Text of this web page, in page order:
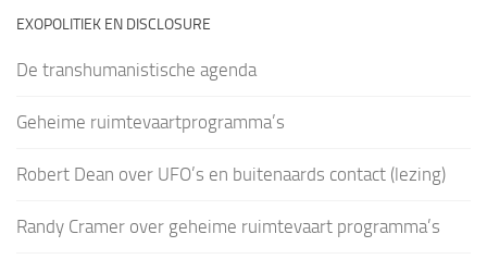
EXOPOLITIEK EN DISCLOSURE
De transhumanistische agenda
Geheime ruimtevaartprogramma’s
Robert Dean over UFO’s en buitenaards contact (lezing)
Randy Cramer over geheime ruimtevaart programma’s